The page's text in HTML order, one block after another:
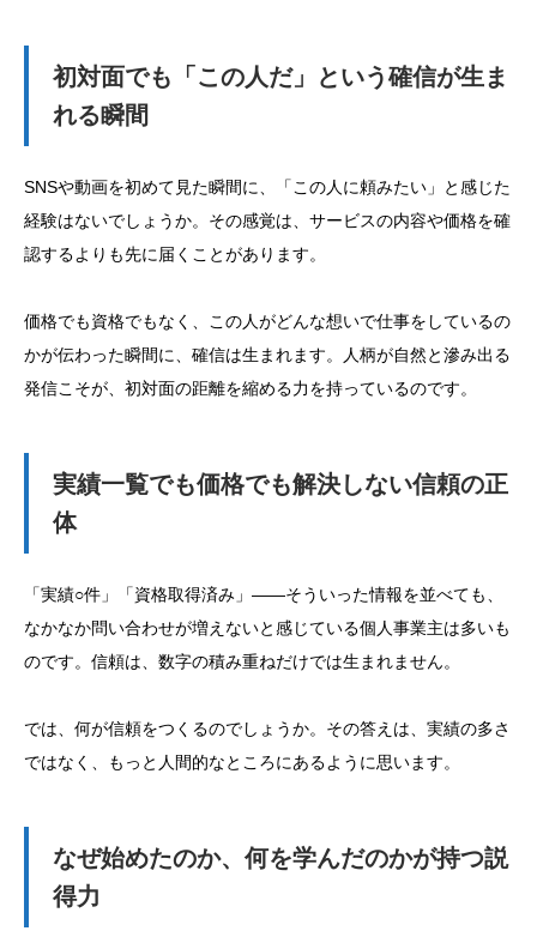
初対面でも「この人だ」という確信が生ま
れる瞬間
SNSや動画を初めて見た瞬間に、「この人に頼みたい」と感じた
経験はないでしょうか。その感覚は、サービスの内容や価格を確
認するよりも先に届くことがあります。
価格でも資格でもなく、この人がどんな想いで仕事をしているの
かが伝わった瞬間に、確信は生まれます。人柄が自然と滲み出る
発信こそが、初対面の距離を縮める力を持っているのです。
実績一覧でも価格でも解決しない信頼の正
体
「実績○件」「資格取得済み」——そういった情報を並べても、
なかなか問い合わせが増えないと感じている個人事業主は多いも
のです。信頼は、数字の積み重ねだけでは生まれません。
では、何が信頼をつくるのでしょうか。その答えは、実績の多さ
ではなく、もっと人間的なところにあるように思います。
なぜ始めたのか、何を学んだのかが持つ説
得力